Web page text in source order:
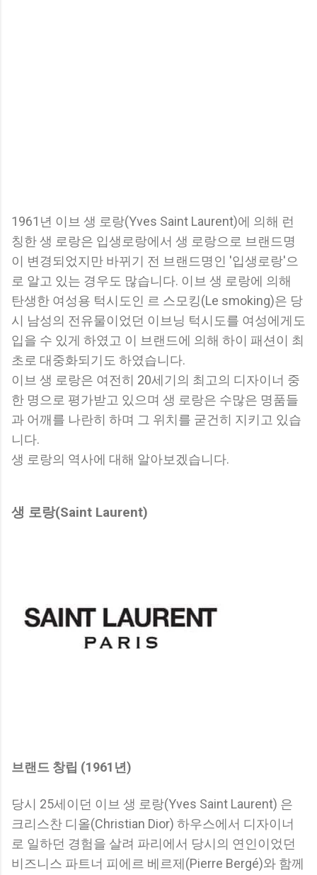
1961년 이브 생 로랑(Yves Saint Laurent)에 의해 런
칭한 생 로랑은 입생로랑에서 생 로랑으로 브랜드명
이 변경되었지만 바뀌기 전 브랜드명인 '입생로랑'으
로 알고 있는 경우도 많습니다. 이브 생 로랑에 의해
탄생한 여성용 턱시도인 르 스모킹(Le smoking)은 당
시 남성의 전유물이었던 이브닝 턱시도를 여성에게도
입을 수 있게 하였고 이 브랜드에 의해 하이 패션이 최
초로 대중화되기도 하였습니다.
이브 생 로랑은 여전히 20세기의 최고의 디자이너 중
한 명으로 평가받고 있으며 생 로랑은 수많은 명품들
과 어깨를 나란히 하며 그 위치를 굳건히 지키고 있습
니다.
생 로랑의 역사에 대해 알아보겠습니다.
생 로랑(Saint Laurent)
브랜드 창립 (1961년)
당시 25세이던 이브 생 로랑(Yves Saint Laurent) 은
크리스찬 디올(Christian Dior) 하우스에서 디자이너
로 일하던 경험을 살려 파리에서 당시의 연인이었던
비즈니스 파트너 피에르 베르제(Pierre Bergé)와 함께